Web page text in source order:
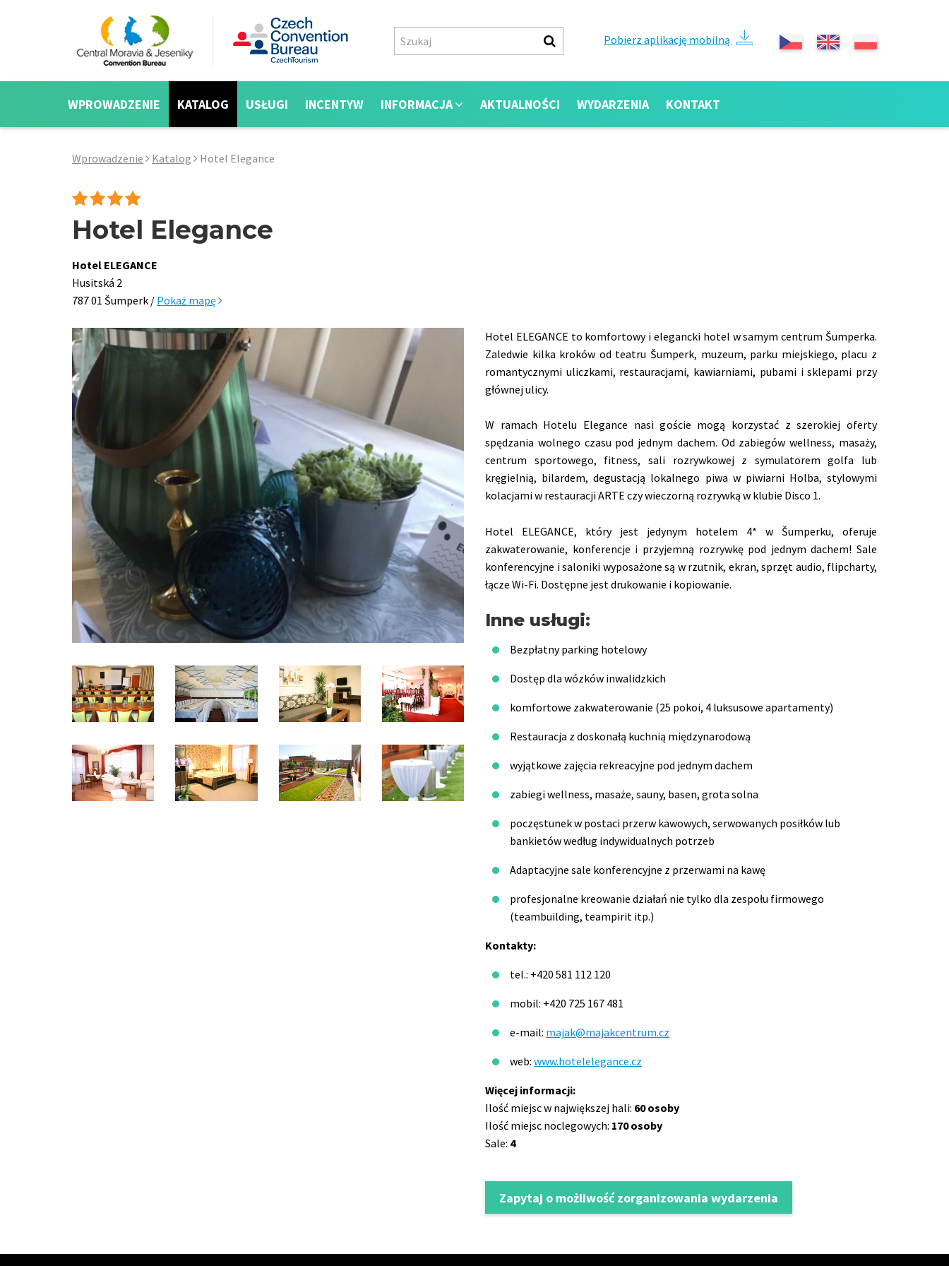
Pobierz aplikację mobilną
WPROWADZENIE KATALOG USŁUGI INCENTYW INFORMACJA AKTUALNOŚCI WYDARZENIA KONTAKT
Wprowadzenie Katalog Hotel Elegance
Hotel Elegance
Hotel ELEGANCE
Husitská 2
787 01 Šumperk / Pokaż mapę
Hotel ELEGANCE to komfortowy i elegancki hotel w samym centrum Šumperka.
Zaledwie kilka kroków od teatru Šumperk, muzeum, parku miejskiego, placu z
romantycznymi uliczkami, restauracjami, kawiarniami, pubami i sklepami przy
głównej ulicy.
W ramach Hotelu Elegance nasi goście mogą korzystać z szerokiej oferty
spędzania wolnego czasu pod jednym dachem. Od zabiegów wellness, masaży,
centrum sportowego, fitness, sali rozrywkowej z symulatorem golfa lub
kręgielnią, bilardem, degustacją lokalnego piwa w piwiarni Holba, stylowymi
kolacjami w restauracji ARTE czy wieczorną rozrywką w klubie Disco 1.
Hotel ELEGANCE, który jest jedynym hotelem 4* w Šumperku, oferuje
zakwaterowanie, konferencje i przyjemną rozrywkę pod jednym dachem! Sale
konferencyjne i saloniki wyposażone są w rzutnik, ekran, sprzęt audio, flipcharty,
łącze Wi-Fi. Dostępne jest drukowanie i kopiowanie.
Inne usługi:
Bezpłatny parking hotelowy
Dostęp dla wózków inwalidzkich
komfortowe zakwaterowanie (25 pokoi, 4 luksusowe apartamenty)
Restauracja z doskonałą kuchnią międzynarodową
wyjątkowe zajęcia rekreacyjne pod jednym dachem
zabiegi wellness, masaże, sauny, basen, grota solna
poczęstunek w postaci przerw kawowych, serwowanych posiłków lub
bankietów według indywidualnych potrzeb
Adaptacyjne sale konferencyjne z przerwami na kawę
profesjonalne kreowanie działań nie tylko dla zespołu firmowego
(teambuilding, teampirit itp.)
Kontakty:
tel.: +420 581 112 120
mobil: +420 725 167 481
e-mail: majak@majakcentrum.cz
web:www.hotelelegance.cz
Więcej informacji:
Ilość miejsc w największej hali: 60 osoby
Ilość miejsc noclegowych: 170 osoby
Sale: 4
Zapytaj o możliwość zorganizowania wydarzenia